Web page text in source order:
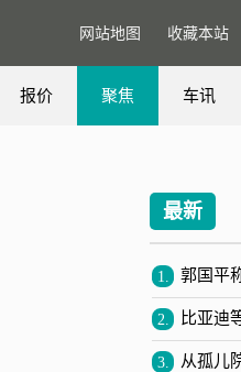
网站地图 收藏本站
报价 聚焦 车讯
最新
1. 郭国平
2. 比亚迪
3. 从孤儿